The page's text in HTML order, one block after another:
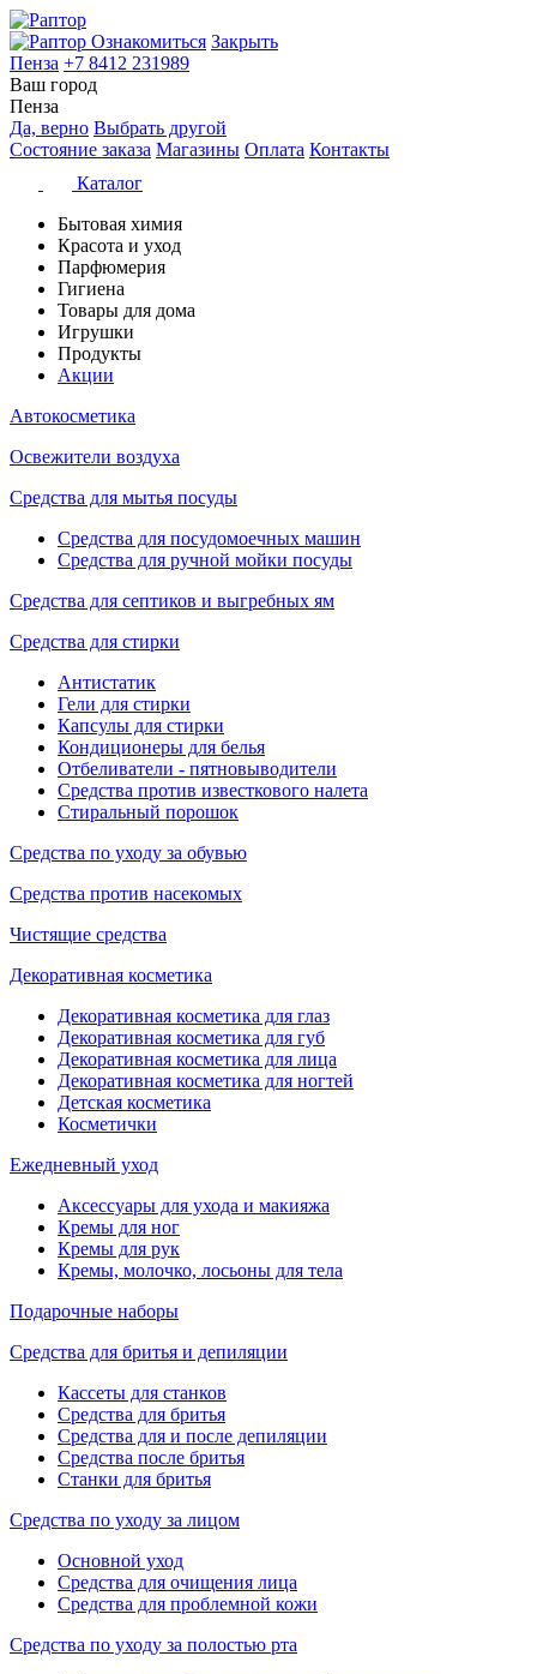
Ознакомиться Закрыть
Пенза +7 8412 231989
Ваш город
Пенза
Да, верно Выбрать другой
Состояние заказа Магазины Оплата Контакты
Каталог
Бытовая химия
Красота и уход
Парфюмерия
Гигиена
Товары для дома
Игрушки
Продукты
Акции
Автокосметика
Освежители воздуха
Средства для мытья посуды
Средства для посудомоечных машин
Средства для ручной мойки посуды
Средства для септиков и выгребных ям
Средства для стирки
Антистатик
Гели для стирки
Капсулы для стирки
Кондиционеры для белья
Отбеливатели - пятновыводители
Средства против известкового налета
Стиральный порошок
Средства по уходу за обувью
Средства против насекомых
Чистящие средства
Декоративная косметика
Декоративная косметика для глаз
Декоративная косметика для губ
Декоративная косметика для лица
Декоративная косметика для ногтей
Детская косметика
Косметички
Ежедневный уход
Аксессуары для ухода и макияжа
Кремы для ног
Кремы для рук
Кремы, молочко, лосьоны для тела
Подарочные наборы
Средства для бритья и депиляции
Кассеты для станков
Средства для бритья
Средства для и после депиляции
Средства после бритья
Станки для бритья
Средства по уходу за лицом
Основной уход
Средства для очищения лица
Средства для проблемной кожи
Средства по уходу за полостью рта